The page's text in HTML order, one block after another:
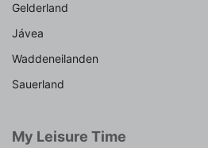
Gelderland
Jávea
Waddeneilanden
Sauerland
My Leisure Time